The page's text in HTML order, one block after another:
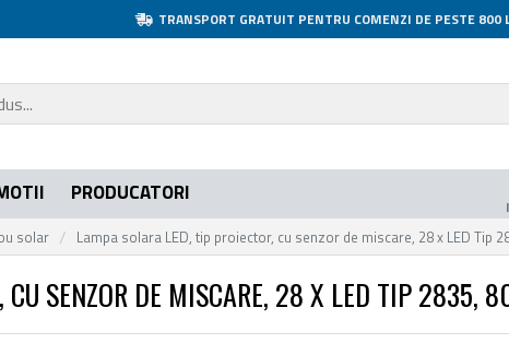
TRANSPORT GRATUIT PENTRU COMENZI DE PESTE 800
PRODUCATORI
solar Lampa solara LED, tip proiector, cu senzor de miscare, 28 x LED Tip
CU SENZOR DE MISCARE, 28 X LED TIP 2835,